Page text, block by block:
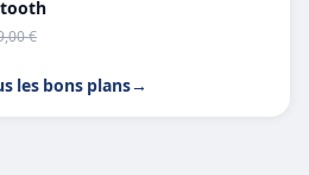
€
les bons plans→